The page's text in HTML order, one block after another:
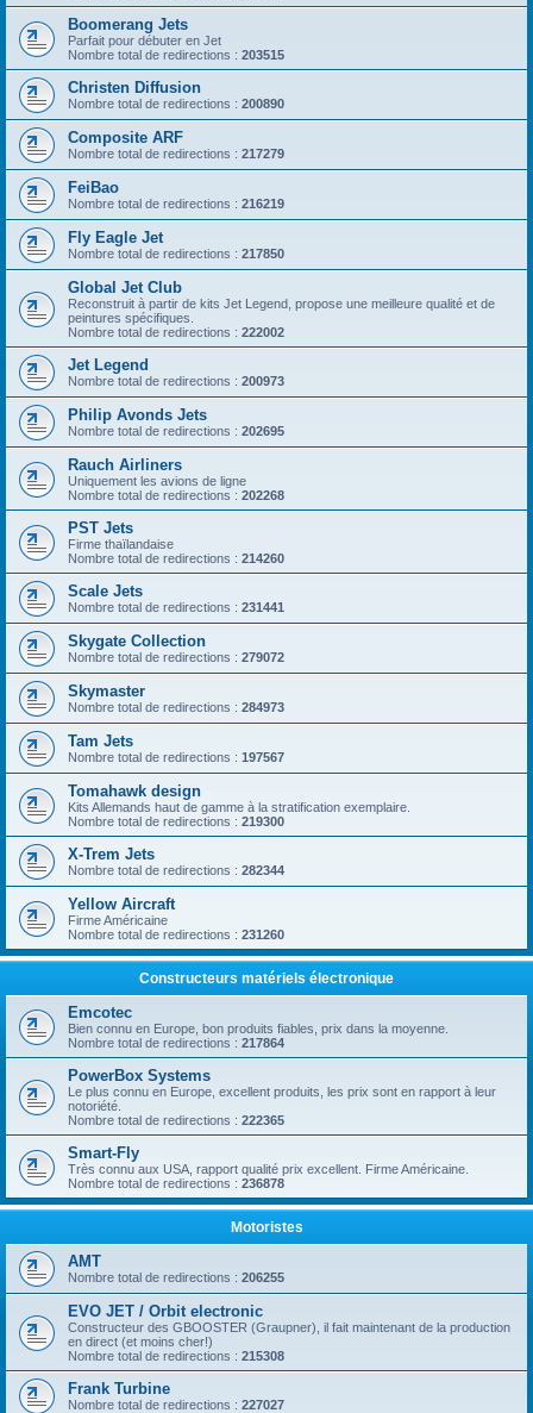
Boomerang Jets
Parfait pour débuter en Jet
Nombre total de redirections : 203515
Christen Diffusion
Nombre total de redirections : 200890
Composite ARF
Nombre total de redirections : 217279
FeiBao
Nombre total de redirections : 216219
Fly Eagle Jet
Nombre total de redirections : 217850
Global Jet Club
Reconstruit à partir de kits Jet Legend, propose une meilleure qualité et de
peintures spécifiques.
Nombre total de redirections : 222002
Jet Legend
Nombre total de redirections : 200973
Philip Avonds Jets
Nombre total de redirections : 202695
Rauch Airliners
Uniquement les avions de ligne
Nombre total de redirections : 202268
PST Jets
Firme thaïlandaise
Nombre total de redirections : 214260
Scale Jets
Nombre total de redirections : 231441
Skygate Collection
Nombre total de redirections : 279072
Skymaster
Nombre total de redirections : 284973
Tam Jets
Nombre total de redirections : 197567
Tomahawk design
Kits Allemands haut de gamme à la stratification exemplaire.
Nombre total de redirections : 219300
X-Trem Jets
Nombre total de redirections : 282344
Yellow Aircraft
Firme Américaine
Nombre total de redirections : 231260
Constructeurs matériels électronique
Emcotec
Bien connu en Europe, bon produits fiables, prix dans la moyenne.
Nombre total de redirections : 217864
PowerBox Systems
Le plus connu en Europe, excellent produits, les prix sont en rapport à leur
notoriété.
Nombre total de redirections : 222365
Smart-Fly
Très connu aux USA, rapport qualité prix excellent. Firme Américaine.
Nombre total de redirections : 236878
Motoristes
AMT
Nombre total de redirections : 206255
EVO JET / Orbit electronic
Constructeur des GBOOSTER (Graupner), il fait maintenant de la production
en direct (et moins cher!)
Nombre total de redirections : 215308
Frank Turbine
Nombre total de redirections : 227027